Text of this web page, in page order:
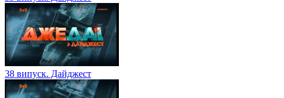
38 випуск. Дайджест